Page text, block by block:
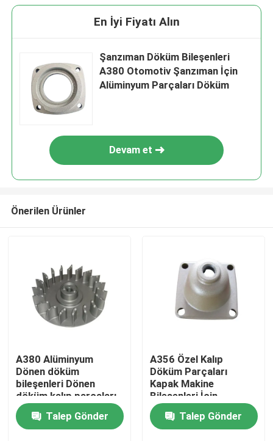
En İyi Fiyatı Alın
Şanzıman Döküm Bileşenleri
A380 Otomotiv Şanzıman İçin
Alüminyum Parçaları Döküm
Devam et
Önerilen Ürünler
A380 Alüminyum
Dönen döküm
bileşenleri Dönen
döküm kalıp parçaları
pompa için impeller
Talep Gönder
A356 Özel Kalıp
Döküm Parçaları
Kapak Makine
Bileşenleri İçin
Alüminyum Döküm
ParçalarıTalep Gönder